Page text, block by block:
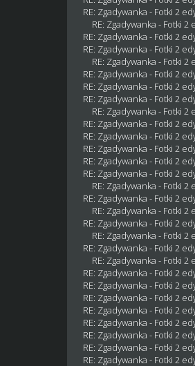
RE: Zgadywanka - Fotki 2
RE: Zgadywanka - Fotki 2
RE: Zgadywanka - Fotki 2
RE: Zgadywanka - Fotki 2
RE: Zgadywanka - Fotki 2
RE: Zgadywanka - Fotki 2
RE: Zgadywanka - Fotki 2
RE: Zgadywanka - Fotki 2
RE: Zgadywanka - Fotki 2
RE: Zgadywanka - Fotki 2
RE: Zgadywanka - Fotki 2
RE: Zgadywanka - Fotki 2
RE: Zgadywanka - Fotki 2
RE: Zgadywanka - Fotki 2
RE: Zgadywanka - Fotki 2
RE: Zgadywanka - Fotki 2
RE: Zgadywanka - Fotki 2
RE: Zgadywanka - Fotki 2
RE: Zgadywanka - Fotki 2
RE: Zgadywanka - Fotki 2
RE: Zgadywanka - Fotki 2
RE: Zgadywanka - Fotki 2
RE: Zgadywanka - Fotki 2
RE: Zgadywanka - Fotki 2
RE: Zgadywanka - Fotki 2
RE: Zgadywanka - Fotki 2
RE: Zgadywanka - Fotki 2
RE: Zgadywanka - Fotki 2
RE: Zgadywanka - Fotki 2